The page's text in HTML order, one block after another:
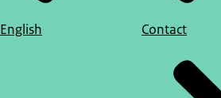
English Contact